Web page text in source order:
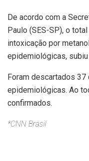
De acordo com a
Paulo (SES-SP), o
intoxicação por
epidemiológicas, subiu
Foram descartados
epidemiológicas. Ao
confirmados.
*CNN Brasil